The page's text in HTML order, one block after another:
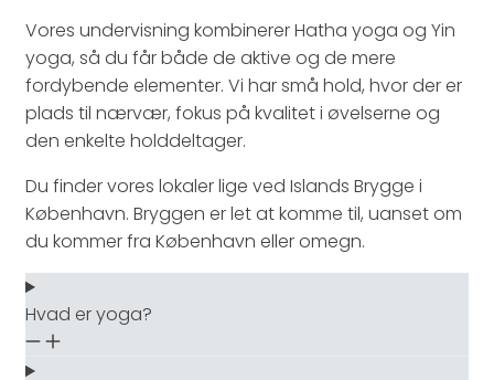
Vores undervisning kombinerer Hatha yoga og Yin
yoga, så du får både de aktive og de mere
fordybende elementer. Vi har små hold, hvor der er
plads til nærvær, fokus på kvalitet i øvelserne og
den enkelte holddeltager.
Du finder vores lokaler lige ved Islands Brygge i
København. Bryggen er let at komme til, uanset om
du kommer fra København eller omegn.
Hvad er yoga?